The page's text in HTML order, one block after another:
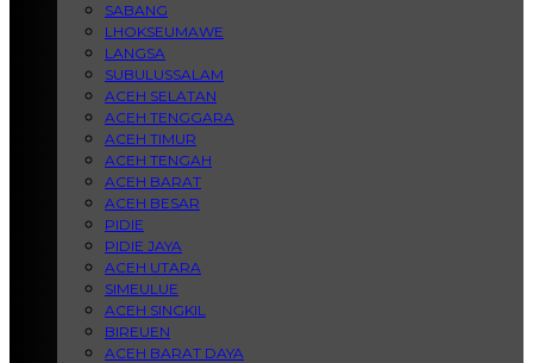
SABANG
LHOKSEUMAWE
LANGSA
SUBULUSSALAM
ACEH SELATAN
ACEH TENGGARA
ACEH TIMUR
ACEH TENGAH
ACEH BARAT
ACEH BESAR
PIDIE
PIDIE JAYA
ACEH UTARA
SIMEULUE
ACEH SINGKIL
BIREUEN
ACEH BARAT DAYA